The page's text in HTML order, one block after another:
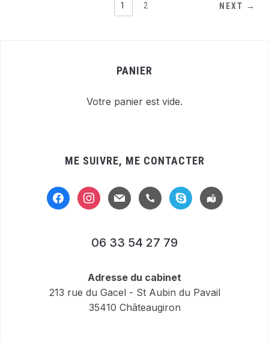
1 2 NEXT →
PANIER
Votre panier est vide.
ME SUIVRE, ME CONTACTER
facebookinstagram
mail handsetskype
location-
alt
06 33 54 27 79
Adresse du cabinet
213 rue du Gacel - St Aubin du Pavail
35410 Châteaugiron